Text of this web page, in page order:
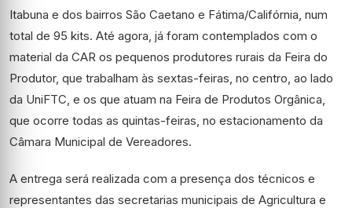
Itabuna e dos bairros São Caetano e Fátima/Califórnia, num
total de 95 kits. Até agora, já foram contemplados com o
material da CAR os pequenos produtores rurais da Feira do
Produtor, que trabalham às sextas-feiras, no centro, ao lado
da UniFTC, e os que atuam na Feira de Produtos Orgânica,
que ocorre todas as quintas-feiras, no estacionamento da
Câmara Municipal de Vereadores.
A entrega será realizada com a presença dos técnicos e
representantes das secretarias municipais de Agricultura e